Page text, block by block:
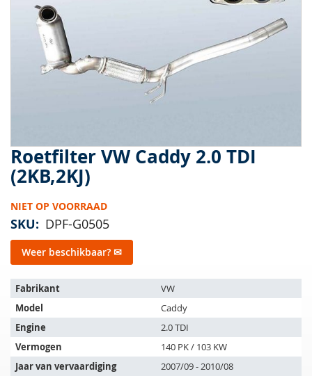
Roetfilter VW Caddy 2.0 TDI
(2KB,2KJ)
NIET OP VOORRAAD
SKU DPF-G0505
Weer beschikbaar? ✉
Het
artikel
past
op
de
volgende
voertuigen:
Fabrikant
VW
Model
Caddy
Engine
2.0 TDI
Vermogen
140 PK / 103 KW
Jaar van vervaardiging
2007/09 - 2010/08
afbeeldingen-
Ga
naar
het
van
de
gallerij